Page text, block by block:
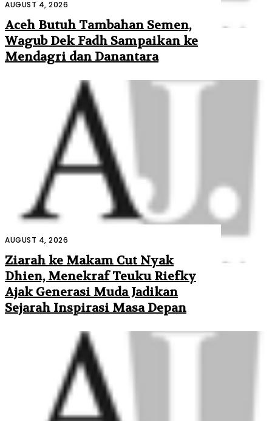
AUGUST 4, 2026
Aceh Butuh Tambahan Semen,
Wagub Dek Fadh Sampaikan ke
Mendagri dan Danantara
AUGUST 4, 2026
Ziarah ke Makam Cut Nyak
Dhien, Menekraf Teuku Riefky
Ajak Generasi Muda Jadikan
Sejarah Inspirasi Masa Depan